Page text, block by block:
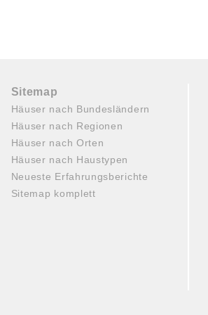
Sitemap
Häuser nach Bundesländern
Häuser nach Regionen
Häuser nach Orten
Häuser nach Haustypen
Neueste Erfahrungsberichte
Sitemap komplett